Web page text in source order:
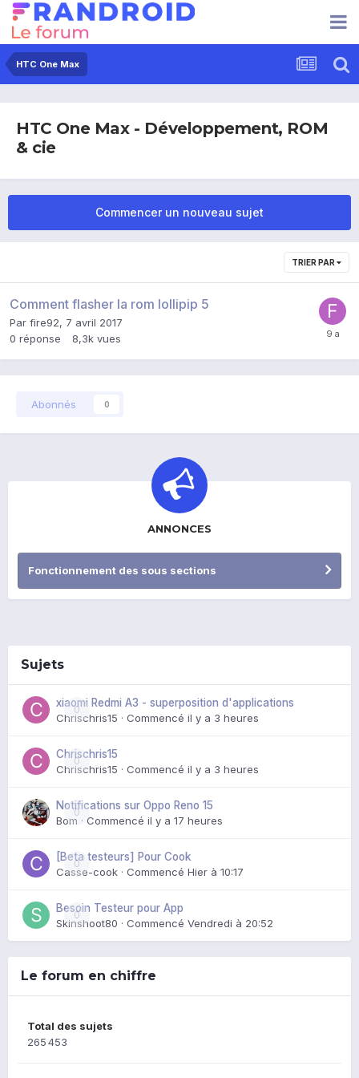
HTC One Max
HTC One Max - Développement, ROM
& cie
Commencer un nouveau sujet
TRIER PAR
Comment flasher la rom lollipip 5
Par fire92, 7 avril 2017
0 réponse 8,3k vues
Abonnés 0
ANNONCES
Fonctionnement des sous sections
Sujets
0
xiaomi Redmi A3 - superposition d'applications
Chrischris15 · Commencé il y a 3 heures
0
Chrischris15
Chrischris15 · Commencé il y a 3 heures
0
Notifications sur Oppo Reno 15
Bom · Commencé il y a 17 heures
0
[Beta testeurs] Pour Cook
Casse-cook · Commencé Hier à 10:17
0
Besoin Testeur pour App
Skinshoot80 · Commencé Vendredi à 20:52
Le forum en chiffre
Total des sujets
265 453